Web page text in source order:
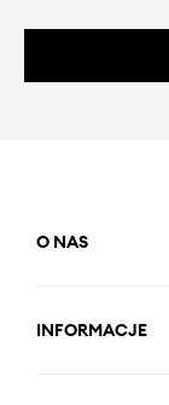
O NAS
INFORMACJE